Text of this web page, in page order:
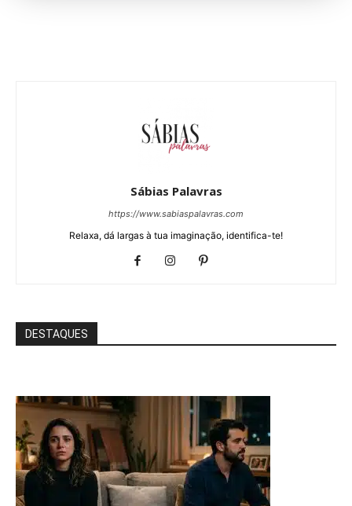
Sábias Palavras
https://www.sabiaspalavras.com
Relaxa, dá largas à tua imaginação, identifica-te!
DESTAQUES